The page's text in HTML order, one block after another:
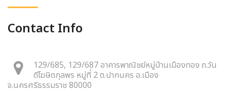
Contact Info
129/685, 129/687 อาคารพาณิชย์หมู่บ้านเมืองทอง ถ.วัน
ดีโฆษิตกุลพร หมู่ที่ 2 ต.ปากนคร อ.เมือง
จ.นครศรีธรรมราช 80000